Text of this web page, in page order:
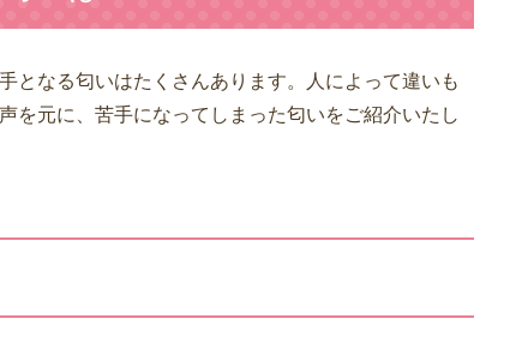
となる匂いはたくさんあります。人によって違いも
を元に、苦手になってしまった匂いをご紹介いたし